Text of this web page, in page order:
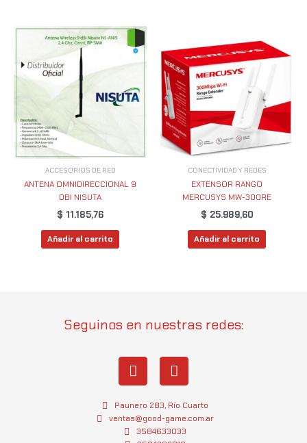
ACCESORIOS DE RED
ANTENA OMNIDIRECCIONAL 9
DBI NISUTA
$ 11.185,76
Añadir al carrito
CONECTIVIDAD Y REDES
EXTENSOR RANGO
MERCUSYS MW-300RE
$ 25.989,60
Añadir al carrito
Seguinos en nuestras redes:
I
n
t
a
g
W
h
t
s
a
Paunero 283, Río Cuarto
ventas@good-game.com.ar
3584633033